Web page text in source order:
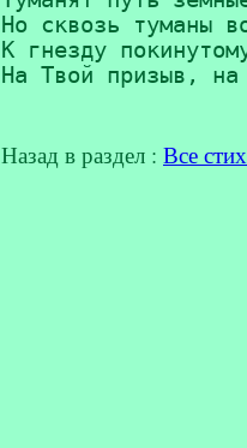
Но сквозь туманы
К гнезду
На Твой призыв,
Назад в раздел : Все